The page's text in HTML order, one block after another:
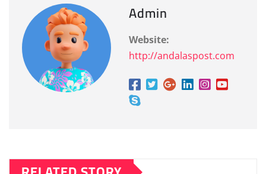
Admin
Website:
http://andalaspost.com